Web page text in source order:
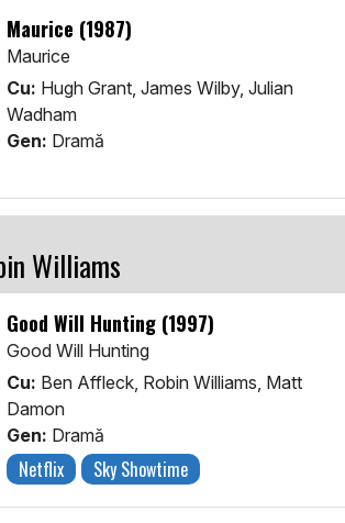
Maurice (1987)
Maurice
Cu: Hugh Grant, James Wilby, Julian
Wadham
Gen: Dramă
Williams
Good Will Hunting (1997)
Good Will Hunting
Cu: Ben Affleck, Robin Williams, Matt
Damon
Gen: Dramă
Netflix Sky Showtime